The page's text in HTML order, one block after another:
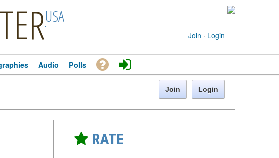
USA
Join · Login
Audio Polls
Join Login
RATE